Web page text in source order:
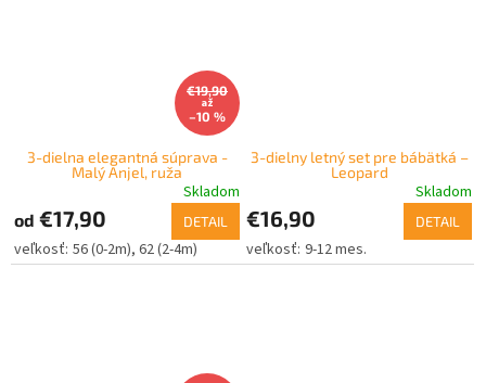
€19,90
až
–10 %
3-dielna elegantná súprava -
Malý Anjel, ruža
Skladom
od €17,90 DETAIL
56 (0-2m) 62 (2-4m)
3-dielny letný set pre bábätká –
Leopard
Skladom
€16,90 DETAIL
9-12 mes.